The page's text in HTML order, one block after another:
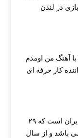
در لندن
آهنگ من اومدم
کار حرفه ای
یکی از خوانندگان رپ معروف ایران است که ۲۹
باشد و از سال